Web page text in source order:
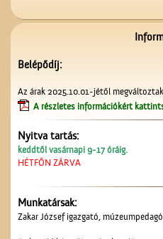
A Mizsei
Belépődíj:
Az árak 2025.10.01-jétől megváltoztak.
A részletes információkért
Nyitva tartás:
keddtől vasárnapi 9-17 óráig.
HÉTFŐN ZÁRVA
Munkatársak:
Zakar József igazgató,